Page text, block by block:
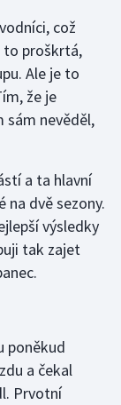
což
to proškrtá,
Ale je to
že je
nevěděl,
a ta hlavní
na dvě sezony.
výsledky
tak zajet
poněkud
a čekal
Prvotní